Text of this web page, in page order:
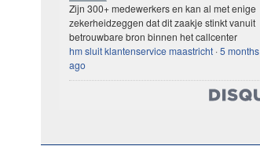
Zijn 300+ medewerkers en kan al met enige
zekerheidzeggen dat dit zaakje stinkt vanuit
betrouwbare bron binnen het callcenter
hm sluit klantenservice maastricht ·5 months
ago